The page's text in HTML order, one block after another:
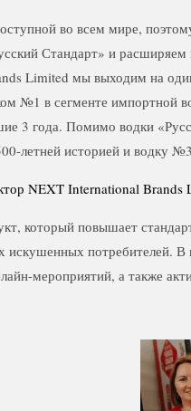
во всем мире,
Стандарт» и
Limited мы выходим на
№1 в сегменте импортной
3 года. Помимо водки
летней историей и водку
NEXT International Brands
который повышает
искушенных
мероприятий, а также